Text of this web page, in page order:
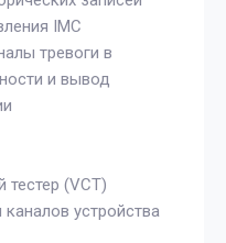
IMC
тревоги в
и вывод
тестер (VCT)
устройства